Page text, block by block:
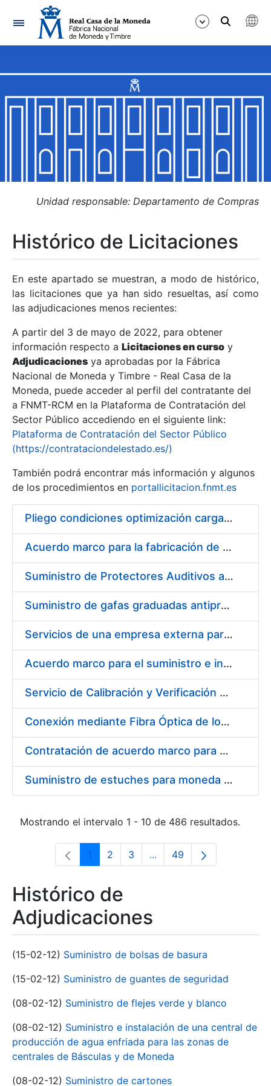
Navegación
Mostrar/Ocultar
Mostrar/Ocultar
Mostrar/Ocultar
Mostrar/Ocultar
Mostrar/Ocultar
Mostrar/Ocultar
Unidad responsable: Departamento de Compras
Histórico de Licitaciones
En este apartado se muestran, a modo de histórico,
las licitaciones que ya han sido resueltas, así como
las adjudicaciones menos recientes:
A partir del 3 de mayo de 2022, para obtener
información respecto a Licitaciones en curso y
Adjudicaciones ya aprobadas por la Fábrica
Nacional de Moneda y Timbre - Real Casa de la
Moneda, puede acceder al perfil del contratante del
a FNMT-RCM en la Plataforma de Contratación del
Sector Público accediendo en el siguiente link:
Plataforma de Contratación del Sector Público
(https://contrataciondelestado.es/)
También podrá encontrar más información y algunos
de los procedimientos en portallicitacion.fnmt.es
Pliego condiciones optimización cargas compras firmado
Acuerdo marco para la fabricación de piezas
Suministro de Protectores Auditivos a medida para las personas trabajadoras de los Centros de Trabajo de Madrid y Burgos
Suministro de gafas graduadas antiproyecciones para los trabajadores de la FNMT-RCM en los centros de trabajo de Madrid y Burgos
Servicios de una empresa externa para el asesoramiento y resolución de los recursos de alzada que se presentan relacionados con procesos de selección para la FNMT-RCM
Acuerdo marco para el suministro e instalación de persianas, estores y otros complementos
Servicio de Calibración y Verificación Externa de los Equipos de Medición del Servicio de Prevención de la FNMT-RCM
Conexión mediante Fibra Óptica de los Centros de Proceso de Datos (CPDs) de las sedes de la FNMT-RCM de Burgos y Madrid
Contratación de acuerdo marco para el Suministro de Material de Electricidad para la Fábrica Nacional de Moneda y Timbre-Real Casa de la Moneda en su centro de trabajo de Burgos
Suministro de estuches para moneda de 30 €
Mostrando el intervalo 1 - 10 de 486 resultados.
Página
1 Página
2 Página
3 ...Páginas intermedias Use
Página
49
Histórico de
Adjudicaciones
(15-02-12) Suministro de bolsas de basura
(15-02-12) Suministro de guantes de seguridad
(08-02-12) Suministro de flejes verde y blanco
(08-02-12) Suministro e instalación de una central de
producción de agua enfriada para las zonas de
centrales de Básculas y de Moneda
(08-02-12) Suministro de cartones